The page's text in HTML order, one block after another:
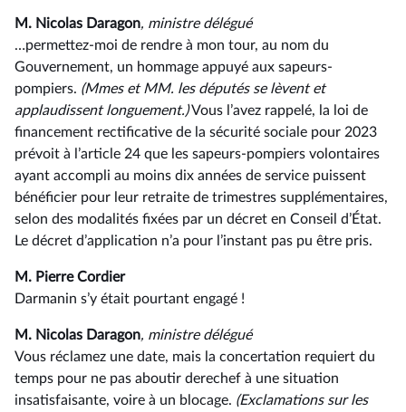
M. Nicolas Daragon, ministre délégué
…permettez-moi de rendre à mon tour, au nom du
Gouvernement, un hommage appuyé aux sapeurs-
pompiers. (Mmes et MM. les députés se lèvent et
applaudissent longuement.)Vous l’avez rappelé, la loi de
financement rectificative de la sécurité sociale pour 2023
prévoit à l’article 24 que les sapeurs-pompiers volontaires
ayant accompli au moins dix années de service puissent
bénéficier pour leur retraite de trimestres supplémentaires,
selon des modalités fixées par un décret en Conseil d’État.
Le décret d’application n’a pour l’instant pas pu être pris.
M. Pierre Cordier
Darmanin s’y était pourtant engagé !
M. Nicolas Daragon, ministre délégué
Vous réclamez une date, mais la concertation requiert du
temps pour ne pas aboutir derechef à une situation
insatisfaisante, voire à un blocage. (Exclamations sur les